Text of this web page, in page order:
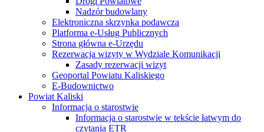
Nadzór budowlany
Elektroniczna skrzynka podawcza
Platforma e-Usług Publicznych
Strona główna e-Urzędu
Rezerwacja wizyty w Wydziale Komunikacji
Zasady rezerwacji wizyt
Geoportal Powiatu Kaliskiego
E-Budownictwo
Powiat Kaliski
Informacja o starostwie
Informacja o starostwie w tekście łatwym do
czytania ETR